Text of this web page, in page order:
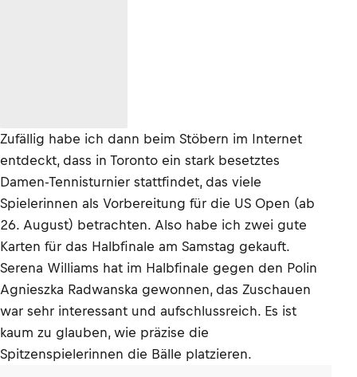
Zufällig habe ich dann beim Stöbern im Internet
entdeckt, dass in Toronto ein stark besetztes
Damen-Tennisturnier stattfindet, das viele
Spielerinnen als Vorbereitung für die US Open (ab
26. August) betrachten. Also habe ich zwei gute
Karten für das Halbfinale am Samstag gekauft.
Serena Williams hat im Halbfinale gegen den Polin
Agnieszka Radwanska gewonnen, das Zuschauen
war sehr interessant und aufschlussreich. Es ist
kaum zu glauben, wie präzise die
Spitzenspielerinnen die Bälle platzieren.